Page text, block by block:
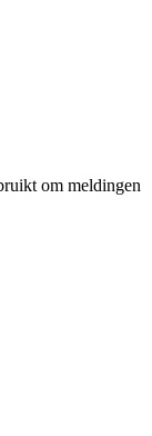
om meldingen